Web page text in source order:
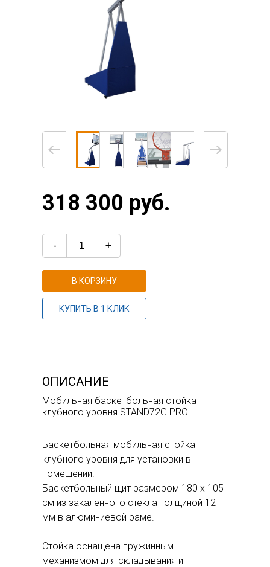
318 300 руб.
- +
В КОРЗИНУ
КУПИТЬ В 1 КЛИК
ОПИСАНИЕ
Мобильная баскетбольная стойка
клубного уровня STAND72G PRO
Баскетбольная мобильная стойка
клубного уровня для установки в
помещении.
Баскетбольный щит размером 180 х 105
см из закаленного стекла толщиной 12
мм в алюминиевой раме.
Стойка оснащена пружинным
механизмом для складывания и